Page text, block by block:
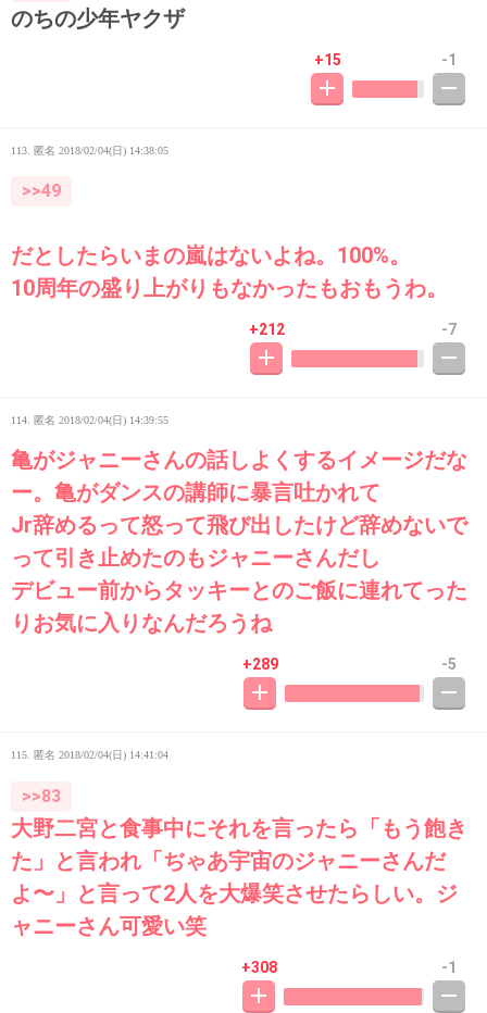
のちの少年ヤクザ
+15 -1
113. 匿名 2018/02/04(日) 14:38:05
>>49
だとしたらいまの嵐はないよね。100%。
10周年の盛り上がりもなかったもおもうわ。
+212 -7
114. 匿名 2018/02/04(日) 14:39:55
亀がジャニーさんの話しよくするイメージだな
ー。亀がダンスの講師に暴言吐かれて
Jr辞めるって怒って飛び出したけど辞めないで
って引き止めたのもジャニーさんだし
デビュー前からタッキーとのご飯に連れてった
りお気に入りなんだろうね
+289 -5
115. 匿名 2018/02/04(日) 14:41:04
>>83
大野二宮と食事中にそれを言ったら「もう飽き
た」と言われ「ぢゃあ宇宙のジャニーさんだ
よ〜」と言って2人を大爆笑させたらしい。ジ
ャニーさん可愛い笑
+308 -1